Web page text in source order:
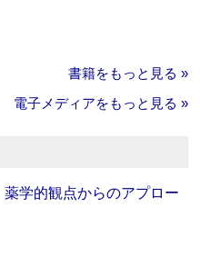
書籍をもっと見る »
電子メディアをもっと見る »
学的観点からのアプロー